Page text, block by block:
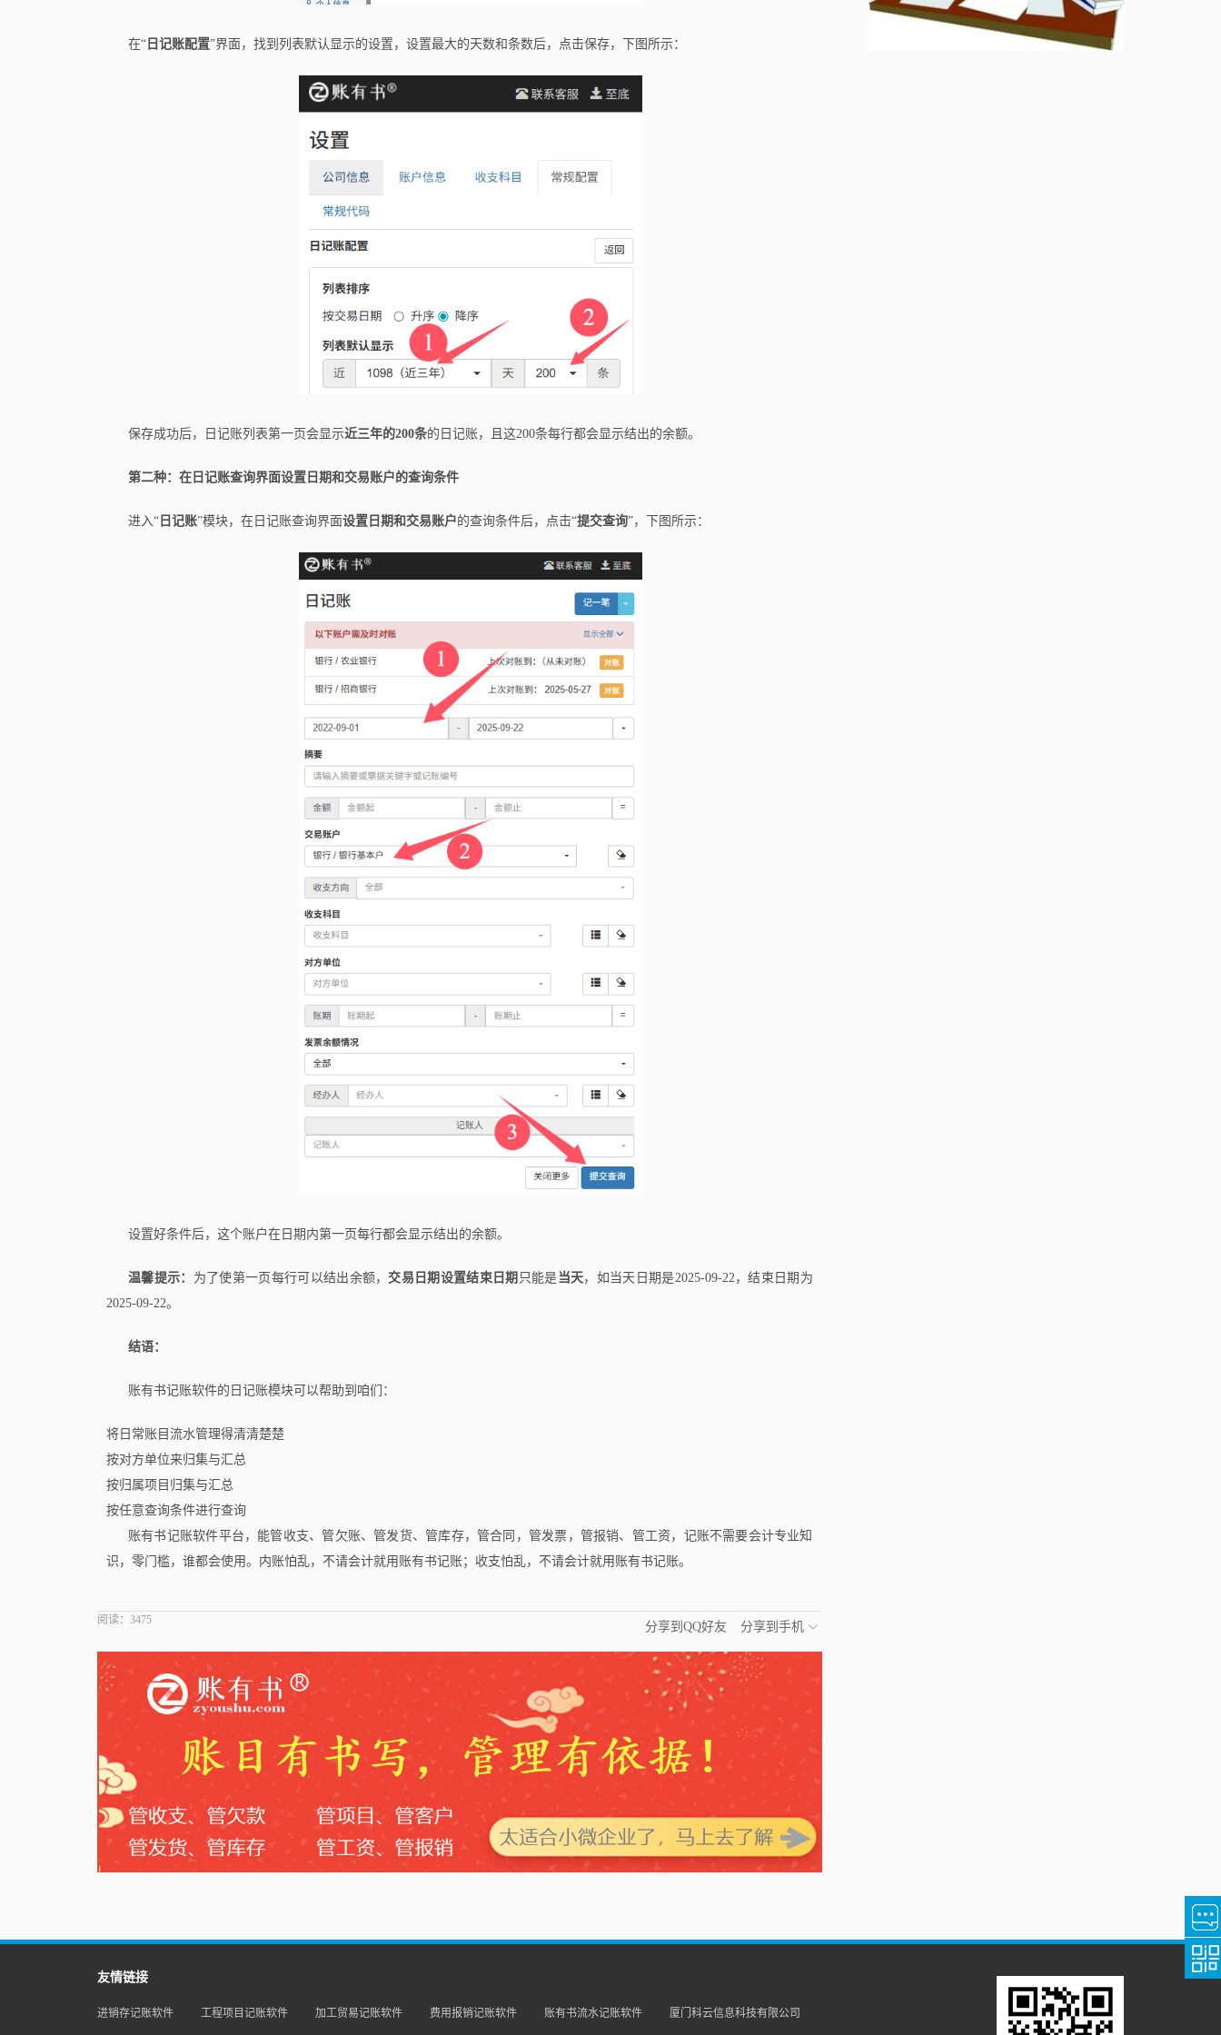
在“ 日记账配置”界面，找到列表默认显示的设置，设置最大的天数和条数后，点击保存，下图所示：
保存成功后，日记账列表第一页会显示近三年的200条的日记账，且这200条每行都会显示结出的余额。
第二种：在日记账查询界面设置日期和交易账户的查询条件
进入“ 日记账”模块，在日记账查询界面设置日期和交易账户的查询条件后，点击“提交查询”，下图所示：
设置好条件后，这个账户在日期内第一页每行都会显示结出的余额。
温馨提示： 为了使第一页每行可以结出余额， 交易日期设置结束日期 只能是当天，如当天日期是2025-09-22，结束日期为
2025-09-22。
结语：
账有书记账软件的日记账模块可以帮助到咱们：
将日常账目流水管理得清清楚楚
按对方单位来归集与汇总
按归属项目归集与汇总
按任意查询条件进行查询
账有书记账软件平台，能管收支、管欠账、管发货、管库存，管合同，管发票，管报销、管工资，记账不需要会计专业知
识，零门槛，谁都会使用。内账怕乱，不请会计就用账有书记账；收支怕乱，不请会计就用账有书记账。
阅读： 3475 分享到手机
分享到QQ好友
友情链接
进销存记账软件 工程项目记账软件 加工贸易记账软件 费用报销记账软件 账有书流水记账软件 厦门科云信息科技有限公司